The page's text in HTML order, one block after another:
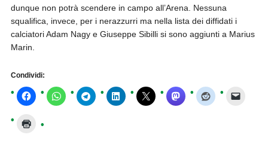
dunque non potrà scendere in campo all’Arena. Nessuna
squalifica, invece, per i nerazzurri ma nella lista dei diffidati i
calciatori Adam Nagy e Giuseppe Sibilli si sono aggiunti a Marius
Marin.
Condividi: